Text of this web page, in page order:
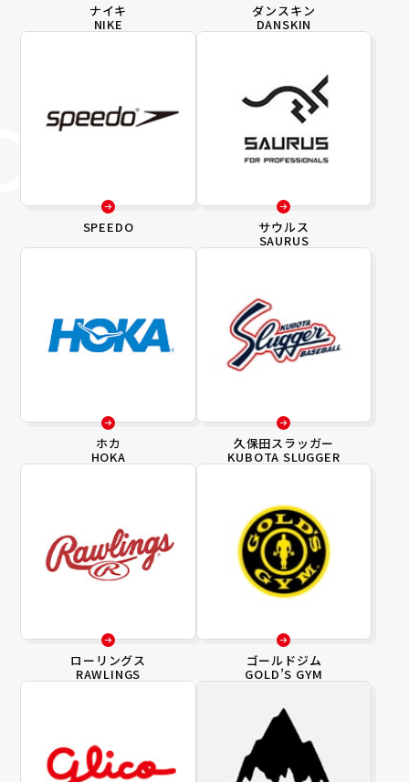
ナイキ
NIKE
ダンスキン
DANSKIN
SPEEDO サウルス
SAURUS
ホカ
HOKA
久保田スラッガー
KUBOTA SLUGGER
ローリングス
RAWLINGS
ゴールドジム
GOLD’S GYM